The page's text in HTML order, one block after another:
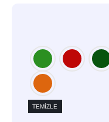
TEMIZLE